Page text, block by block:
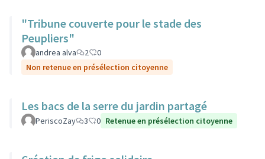
"Tribune couverte pour le stade des
Peupliers"
andrea alva 2
0
Non retenue en présélection citoyenne
Les bacs de la serre du jardin partagé
PeriscoZay 3 0 Retenue en présélection citoyenne